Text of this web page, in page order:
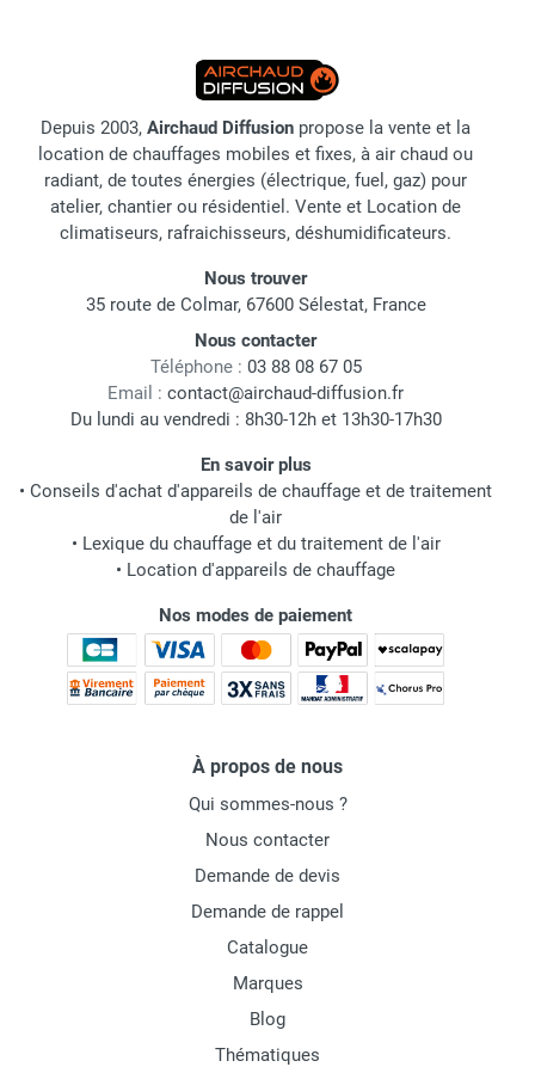
Depuis 2003, Airchaud Diffusion propose la vente et la
location de chauffages mobiles et fixes, à air chaud ou
radiant, de toutes énergies (électrique, fuel, gaz) pour
atelier, chantier ou résidentiel. Vente et Location de
climatiseurs, rafraichisseurs, déshumidificateurs.
Nous trouver
35 route de Colmar, 67600 Sélestat, France
Nous contacter
Téléphone : 03 88 08 67 05
Email : contact@airchaud-diffusion.fr
Du lundi au vendredi : 8h30-12h et 13h30-17h30
En savoir plus
• Conseils d'achat d'appareils de chauffage et de traitement
de l'air
• Lexique du chauffage et du traitement de l'air
• Location d'appareils de chauffage
Nos modes de paiement
À propos de nous
Qui sommes-nous ?
Nous contacter
Demande de devis
Demande de rappel
Catalogue
Marques
Blog
Thématiques